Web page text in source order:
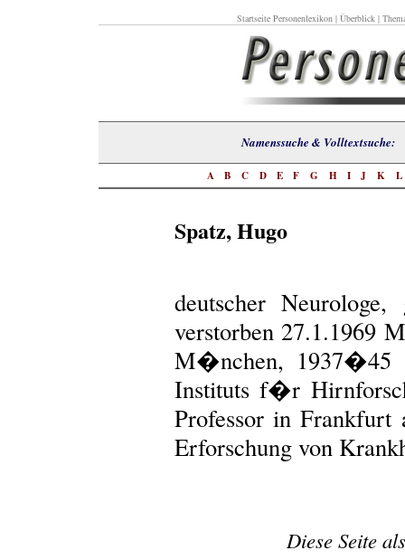
Startseite Personenlexikon| Überblick|
Namenssuche &
A B C D E F G H I J K L
Spatz, Hugo
deutscher
verstorben 27.1.1969
M�nchen, 1937�45
Instituts f�r
Professor in Frankfurt
Erforschung von
Diese Seite